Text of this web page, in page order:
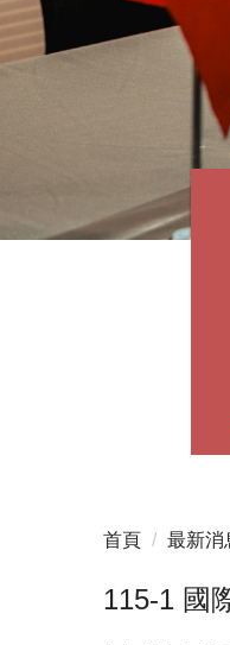
首頁 最新消
115-1 國